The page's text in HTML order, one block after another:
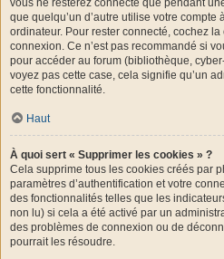
vous ne resterez connecté que pendant
que quelqu’un d’autre utilise votre
ordinateur. Pour rester connecté, cochez la
connexion. Ce n’est pas recommandé si
pour accéder au forum (bibliothèque,
voyez pas cette case, cela signifie qu’un
cette fonctionnalité.
Haut
À quoi sert « Supprimer les cookies » ?
Cela supprime tous les cookies créés par
paramètres d’authentification et votre
des fonctionnalités telles que les
non lu) si cela a été activé par un
des problèmes de connexion ou de
pourrait les résoudre.